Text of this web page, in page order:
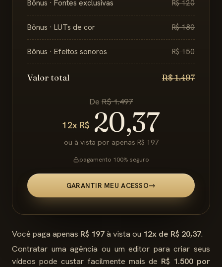
Bônus · Fontes exclusivas R$ 120
Bônus · LUTs de cor R$ 180
Bônus · Efeitos sonoros R$ 150
Valor total R$ 1.497
De R$ 1.497
12x R$ 20,37
ou à vista por apenas R$ 197
pagamento 100% seguro
GARANTIR MEU ACESSO→
Você paga apenas R$ 197à vista ou 12x de R$ 20,37.
Contratar uma agência ou um editor para criar seus
vídeos pode custar facilmente mais de R$ 1.500 por